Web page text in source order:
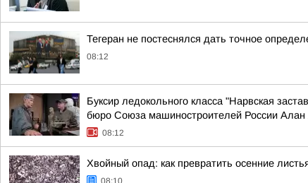
Тегеран не постеснялся дать точное
08:12
Буксир ледокольного класса "Нарвская
бюро Союза машиностроителей России
08:12
Хвойный опад: как превратить осенние
08:10